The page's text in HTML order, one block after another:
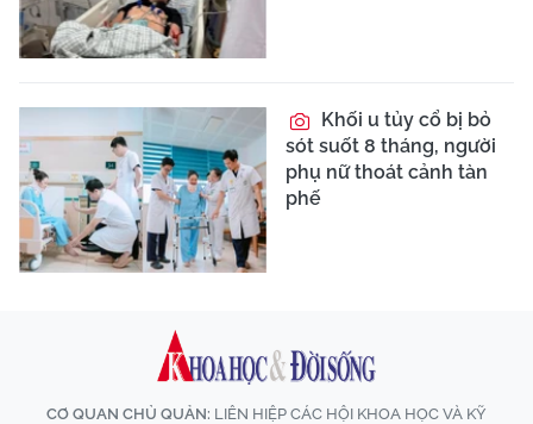
Khối u tủy cổ bị bỏ
sót suốt 8 tháng, người
phụ nữ thoát cảnh tàn
phế
CƠ QUAN CHỦ QUẢN: LIÊN HIỆP CÁC HỘI KHOA HỌC VÀ KỸ